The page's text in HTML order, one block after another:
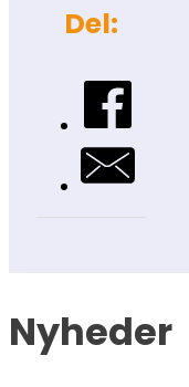
Del:
Nyheder